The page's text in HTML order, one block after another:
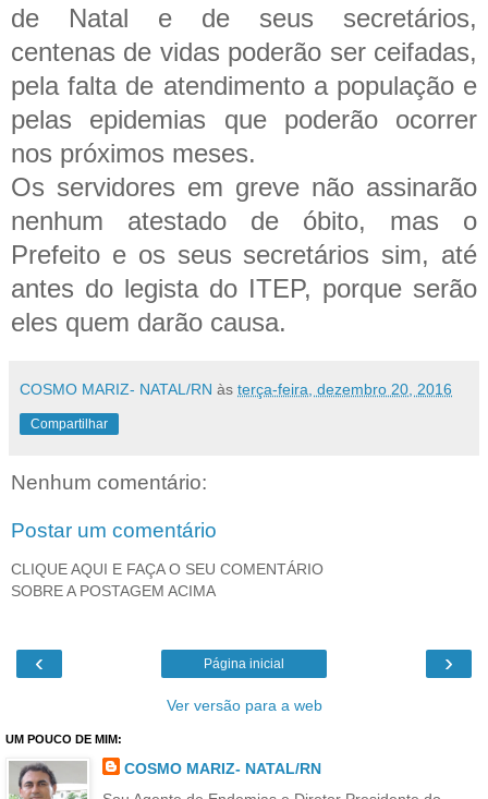
de Natal e de seus secretários,
centenas de vidas poderão ser ceifadas,
pela falta de atendimento a população e
pelas epidemias que poderão ocorrer
nos próximos meses.
Os servidores em greve não assinarão
nenhum atestado de óbito, mas o
Prefeito e os seus secretários sim, até
antes do legista do ITEP, porque serão
eles quem darão causa.
COSMO MARIZ- NATAL/RN às terça-feira, dezembro 20, 2016
Compartilhar
Nenhum comentário:
Postar um comentário
CLIQUE AQUI E FAÇA O SEU COMENTÁRIO
SOBRE A POSTAGEM ACIMA
‹ ›
Página inicial
Ver versão para a web
UM POUCO DE MIM:
COSMO MARIZ- NATAL/RN